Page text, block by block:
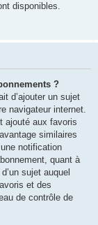
disponibles.
?
d’ajouter un sujet
navigateur internet.
ajouté aux favoris
similaires
notification
quant à
sujet auquel
et des
de contrôle de